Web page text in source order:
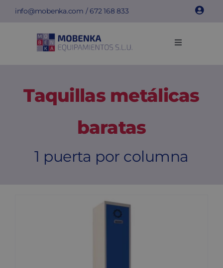
Saltar
contenido
info@mobenka.com /672 168 833
Toggle
Bancos
Info técnica
Taquillas metálicas
baratas
1 puerta por columna